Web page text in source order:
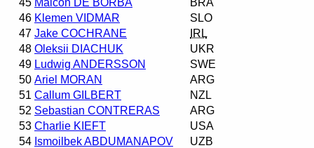
46 Klemen VIDMAR
SLO
47 Jake COCHRANE
IRL
48 Oleksii DIACHUK
UKR
49 Ludwig ANDERSSON
SWE
50 Ariel MORAN
ARG
51 Callum GILBERT
NZL
52 Sebastian CONTRERAS
ARG
53 Charlie KIEFT
USA
54 Ismoilbek ABDUMANAPOV
UZB